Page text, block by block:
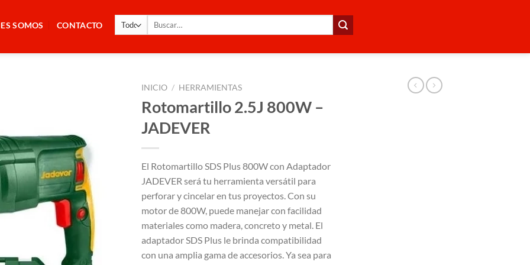
SOMOS CONTACTO
Buscar
INICIO / HERRAMIENTAS
Rotomartillo 2.5J 800W –
JADEVER
El Rotomartillo SDS Plus 800W con Adaptador
JADEVER será tu herramienta versátil para
perforar y cincelar en tus proyectos. Con su
motor de 800W, puede manejar con facilidad
materiales como madera, concreto y metal. El
adaptador SDS Plus le brinda compatibilidad
con una amplia gama de accesorios. Ya sea para